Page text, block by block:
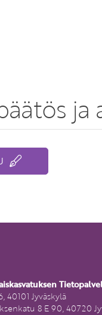
ja
40101 Jyväskylä
8 E 90, 40720